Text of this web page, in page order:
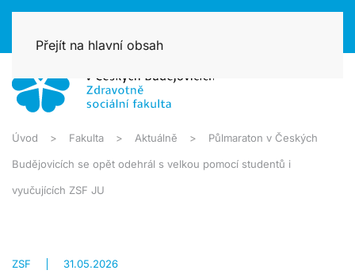
Přejít na hlavní obsah
Úvod Fakulta Aktuálně Půlmaraton v Českých
Budějovicích se opět odehrál s velkou pomocí studentů i
vyučujících ZSF JU
ZSF 31.05.2026